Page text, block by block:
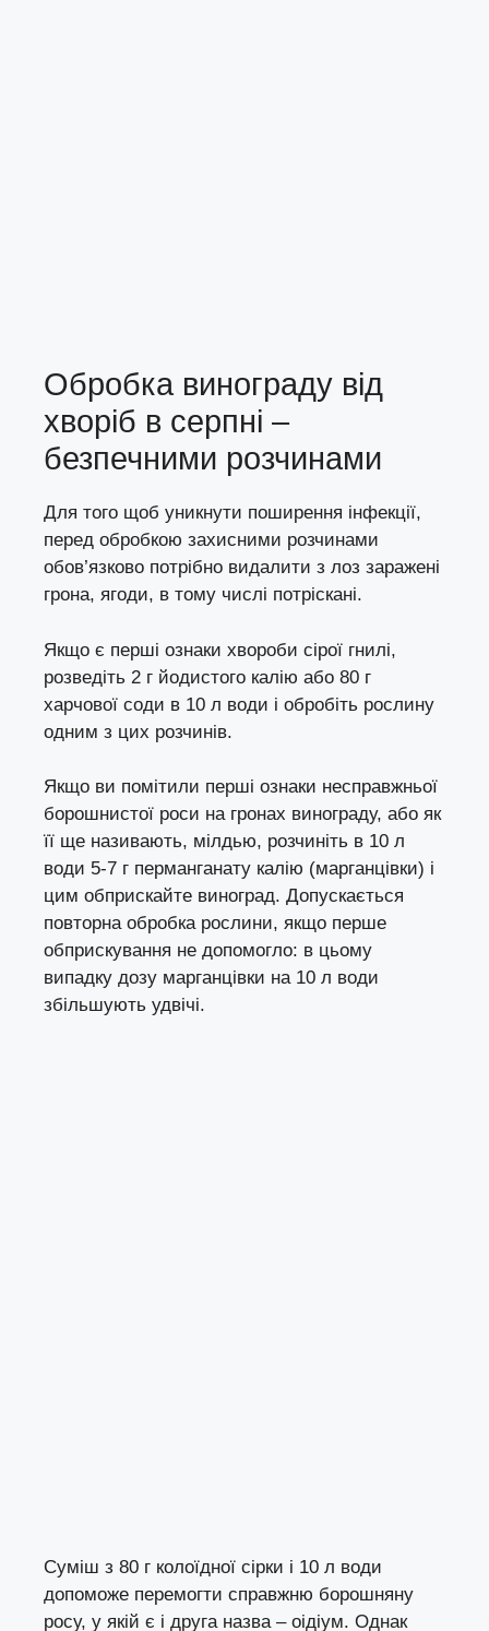
Обробка винограду від
хворіб в серпні –
безпечними розчинами
Для того щоб уникнути поширення інфекції,
перед обробкою захисними розчинами
обов’язково потрібно видалити з лоз заражені
грона, ягоди, в тому числі потріскані.
Якщо є перші ознаки хвороби сірої гнилі,
розведіть 2 г йодистого калію або 80 г
харчової соди в 10 л води і обробіть рослину
одним з цих розчинів.
Якщо ви помітили перші ознаки несправжньої
борошнистої роси на гронах винограду, або як
її ще називають, мілдью, розчиніть в 10 л
води 5-7 г перманганату калію (марганцівки) і
цим обприскайте виноград. Допускається
повторна обробка рослини, якщо перше
обприскування не допомогло: в цьому
випадку дозу марганцівки на 10 л води
збільшують удвічі.
Суміш з 80 г колоїдної сірки і 10 л води
допоможе перемогти справжню борошняну
росу, у якій є і друга назва – оідіум. Однак